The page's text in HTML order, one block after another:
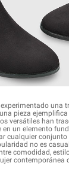
una
pieza
versátiles han
un elemento
cualquier
no es
comodidad,
contemporánea